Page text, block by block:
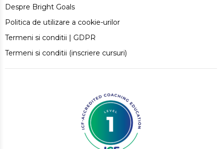
Despre Bright Goals
Politica de utilizare a cookie-urilor
Termeni si conditii | GDPR
Termeni si conditii (inscriere cursuri)